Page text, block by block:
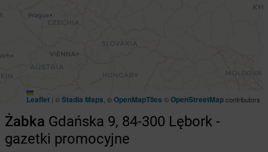
Leaflet | ©Stadia Maps , ©OpenMapTiles ©OpenStreetMapcontributors
Żabka Gdańska 9, 84-300 Lębork -
gazetki promocyjne